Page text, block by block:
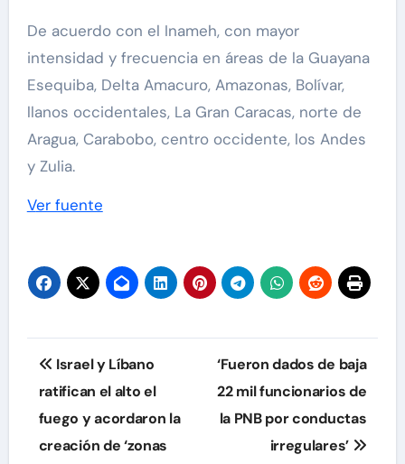
De acuerdo con el Inameh, con mayor
intensidad y frecuencia en áreas de la Guayana
Esequiba, Delta Amacuro, Amazonas, Bolívar,
llanos occidentales, La Gran Caracas, norte de
Aragua, Carabobo, centro occidente, los Andes
y Zulia.
Ver fuente
Navegación
de
entradas
Israel y Líbano
ratifican el alto el
fuego y acordaron la
creación de ‘zonas
‘Fueron dados de baja
22 mil funcionarios de
la PNB por conductas
irregulares’